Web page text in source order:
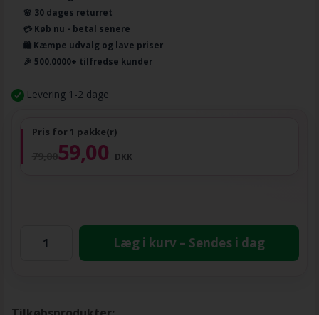
🌸 30 dages returret
💳 Køb nu - betal senere
🛍️ Kæmpe udvalg og lave priser
🎉 500.0000+ tilfredse kunder
Levering 1-2 dage
Pris for 1 pakke(r)
59,00 DKK
Læg i kurv – Sendes i dag